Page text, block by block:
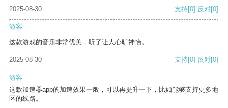
2025-08-30 支持[0] 反对[0]
游客
这款游戏的音乐非常优美，听了让人心旷神怡。
2025-08-30 支持[0] 反对[0]
游客
这款加速器app的加速效果一般，可以再提升一下，比如能够支持更多地
区的线路。